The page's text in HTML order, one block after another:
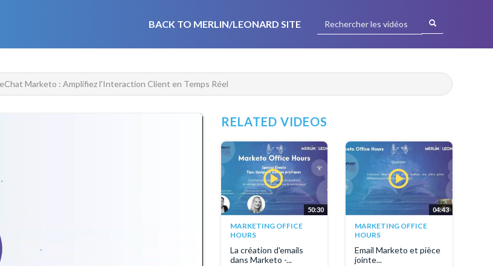
BACK TO MERLIN/LEONARD SITE
Marketo : Amplifiez l'Interaction Client en Temps Réel
RELATED VIDEOS
50:30
MARKETING OFFICE
HOURS
La création d'emails
dans Marketo -...
04:43
MARKETING OFFICE
HOURS
Email Marketo et pièce
jointe...